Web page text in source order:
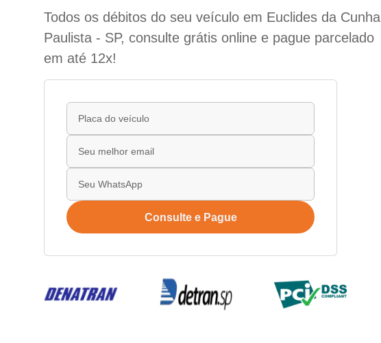
Todos os débitos do seu veículo em Euclides da Cunha
Paulista - SP, consulte grátis online e pague parcelado
em até 12x!
Consulte e Pague